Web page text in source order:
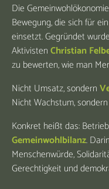
Die
Bewegung, die sich für
einsetzt. Gegründet
AktivistenChristian
zu bewerten, wie man
Nicht Umsatz, sondern
Nicht Wachstum, sondern
Konkret heißt das:
Gemeinwohlbilanz.
Menschenwürde,
Gerechtigkeit und